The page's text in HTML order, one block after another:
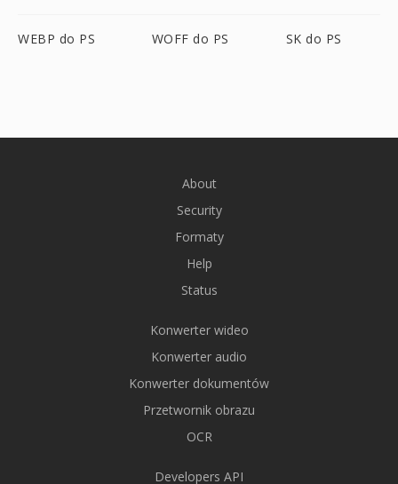
WEBP do PS WOFF do PS SK do PS
About
Security
Formaty
Help
Status
Konwerter wideo
Konwerter audio
Konwerter dokumentów
Przetwornik obrazu
OCR
Developers API